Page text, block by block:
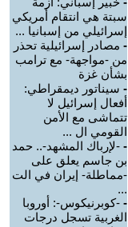
سبتة هي انتقام أمريكي
إسرائيلي من إسبانيا ...
- مصادر إسرائيلية تحذر
من -مواجهة- مع ترامب
بشأن غزة
- سيناتور ديمقراطي:
أفعال إسرائيل لا
تتماشى مع الأمن
القومي ال ...
- -لإرباك المشهد-.. حمد
بن جاسم يعلق على
-مماطلة- إيران في الت
...
- -كوبرنيكوس-: أوروبا
الغربية تسجل درجات